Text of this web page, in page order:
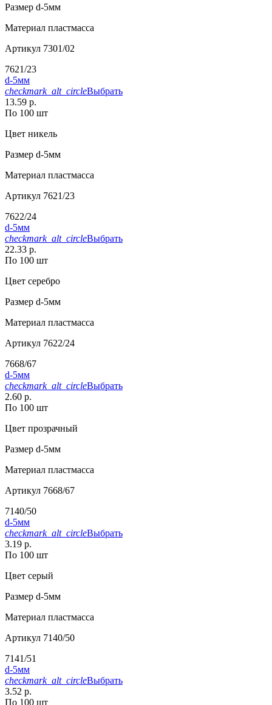
Размер d-5мм
Материал пластмасса
Артикул 7301/02
7621/23
d-5мм
checkmark_alt_circleВыбрать
13.59 р.
По 100 шт
Цвет никель
Размер d-5мм
Материал пластмасса
Артикул 7621/23
7622/24
d-5мм
checkmark_alt_circleВыбрать
22.33 р.
По 100 шт
Цвет серебро
Размер d-5мм
Материал пластмасса
Артикул 7622/24
7668/67
d-5мм
checkmark_alt_circleВыбрать
2.60 р.
По 100 шт
Цвет прозрачный
Размер d-5мм
Материал пластмасса
Артикул 7668/67
7140/50
d-5мм
checkmark_alt_circleВыбрать
3.19 р.
По 100 шт
Цвет серый
Размер d-5мм
Материал пластмасса
Артикул 7140/50
7141/51
d-5мм
checkmark_alt_circleВыбрать
3.52 р.
По 100 шт